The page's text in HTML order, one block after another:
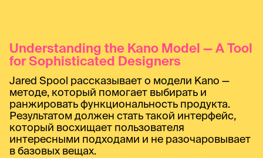
Understanding the Kano Model — A Tool
for Sophisticated Designers
Jared Spool рассказывает о модели Kano —
методе, который помогает выбирать и
ранжировать функциональность продукта.
Результатом должен стать такой интерфейс,
который восхищает пользователя
интересными подходами и не разочаровывает
в базовых вещах.